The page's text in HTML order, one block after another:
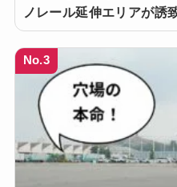
ノレール延伸エリアが誘
No.3